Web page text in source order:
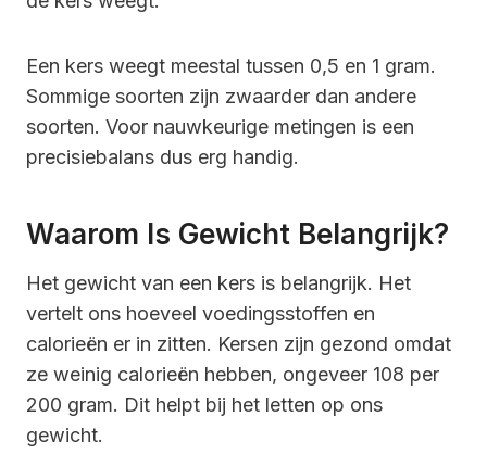
Een kers weegt meestal tussen 0,5 en 1 gram.
Sommige soorten zijn zwaarder dan andere
soorten. Voor nauwkeurige metingen is een
precisiebalans dus erg handig.
Waarom Is Gewicht Belangrijk?
Het gewicht van een kers is belangrijk. Het
vertelt ons hoeveel voedingsstoffen en
calorieën er in zitten. Kersen zijn gezond omdat
ze weinig calorieën hebben, ongeveer 108 per
200 gram. Dit helpt bij het letten op ons
gewicht.